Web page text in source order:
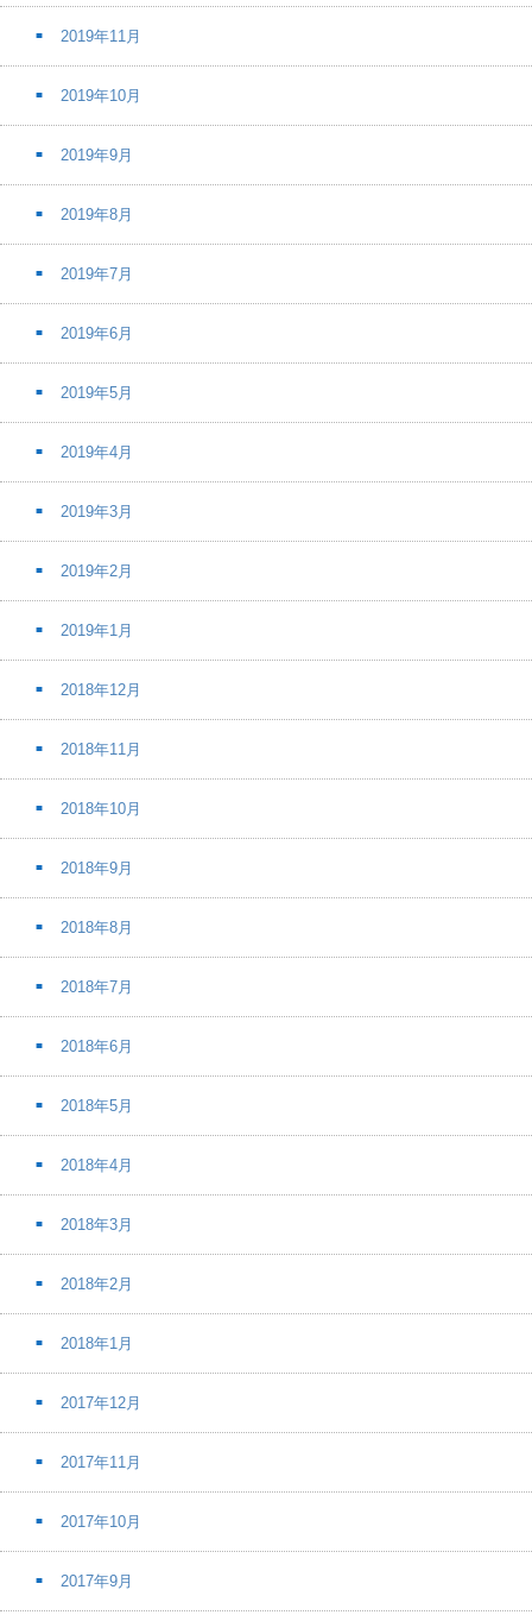
2019年11月
2019年10月
2019年9月
2019年8月
2019年7月
2019年6月
2019年5月
2019年4月
2019年3月
2019年2月
2019年1月
2018年12月
2018年11月
2018年10月
2018年9月
2018年8月
2018年7月
2018年6月
2018年5月
2018年4月
2018年3月
2018年2月
2018年1月
2017年12月
2017年11月
2017年10月
2017年9月